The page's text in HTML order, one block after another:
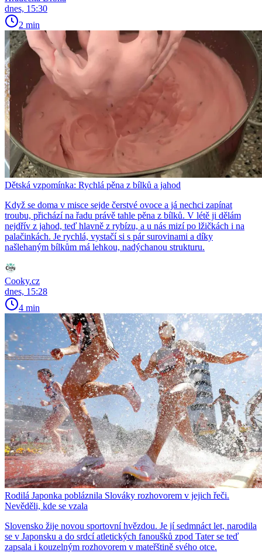
dnes, 15:30
2 min
Dětská vzpomínka: Rychlá pěna z bílků a jahod
Když se doma v misce sejde čerstvé ovoce a já nechci zapínat
troubu, přichází na řadu právě tahle pěna z bílků. V létě ji dělám
nejdřív z jahod, teď hlavně z rybízu, a u nás mizí po lžičkách i na
palačinkách. Je rychlá, vystačí si s pár surovinami a díky
našlehaným bílkům má lehkou, nadýchanou strukturu.
Cooky.cz
dnes, 15:28
4 min
Rodilá Japonka pobláznila Slováky rozhovorem v jejich řeči.
Nevěděli, kde se vzala
Slovensko žije novou sportovní hvězdou. Je jí sedmnáct let, narodila
se v Japonsku a do srdcí atletických fanoušků zpod Tater se teď
zapsala i kouzelným rozhovorem v mateřštině svého otce.